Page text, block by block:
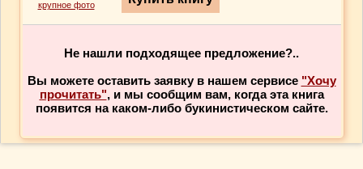
крупное фото
Не нашли подходящее предложение?..
Вы можете оставить заявку в нашем сервисе "Хочу
прочитать", и мы сообщим вам, когда эта книга
появится на каком-либо букинистическом сайте.